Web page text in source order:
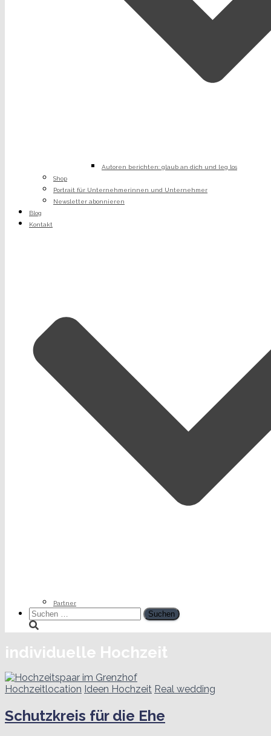
Autoren berichten: glaub an dich und leg los
Shop
Portrait für Unternehmerinnen und Unternehmer
Newsletter abonnieren
Blog
Kontakt
Partner
Suchen
nach:
individuelle Hochzeit
Hochzeitlocation Ideen Hochzeit Real wedding
Schutzkreis für die Ehe